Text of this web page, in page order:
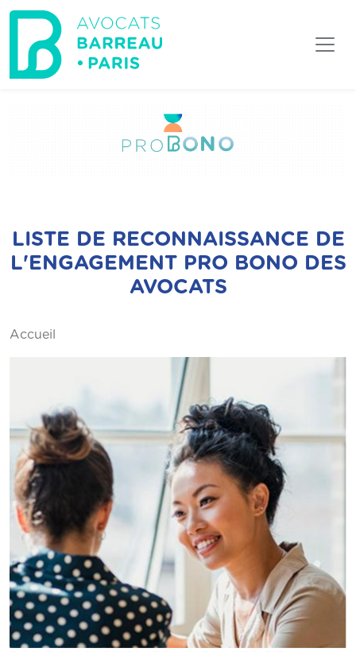
Aller au contenu principal
LISTE DE RECONNAISSANCE DE
L'ENGAGEMENT PRO BONO DES
AVOCATS
Accueil